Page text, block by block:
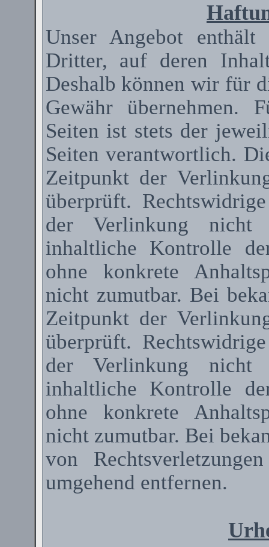
Unser Angebot
Dritter, auf deren
Deshalb können wir für
Gewähr übernehmen.
Seiten ist stets der
Seiten verantwortlich.
Zeitpunkt der
überprüft.
der Verlinkung nicht
inhaltliche Kontrolle
ohne konkrete
nicht zumutbar. Bei
Zeitpunkt der
überprüft.
der Verlinkung nicht
inhaltliche Kontrolle
ohne konkrete
nicht zumutbar. Bei
von
umgehend entfernen.